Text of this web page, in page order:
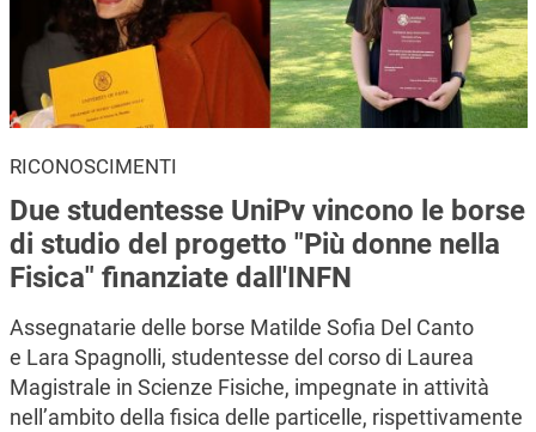
RICONOSCIMENTI
Due studentesse UniPv vincono le borse
di studio del progetto "Più donne nella
Fisica" finanziate dall'INFN
Assegnatarie delle borse Matilde Sofia Del Canto
e Lara Spagnolli, studentesse del corso di Laurea
Magistrale in Scienze Fisiche, impegnate in attività
nell’ambito della fisica delle particelle, rispettivamente